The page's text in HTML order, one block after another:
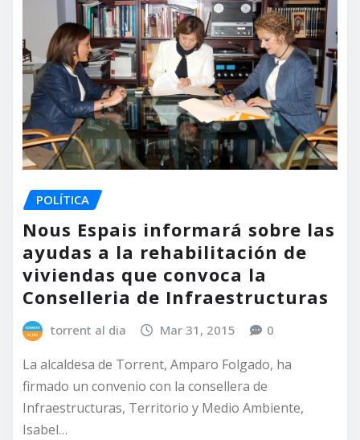
POLÍTICA
Nous Espais informará sobre las
ayudas a la rehabilitación de
viviendas que convoca la
Conselleria de Infraestructuras
torrent al dia Mar 31, 2015 0
La alcaldesa de Torrent, Amparo Folgado, ha
firmado un convenio con la consellera de
Infraestructuras, Territorio y Medio Ambiente,
Isabel…